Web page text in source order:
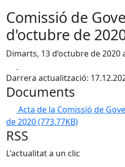
Comissió de
d'octubre de
Dimarts, 13 d’octubre de 2020
Darrera actualització:
Documents
Acta de la Comissió de
de 2020(773.77KB)
RSS
L'actualitat a un clic